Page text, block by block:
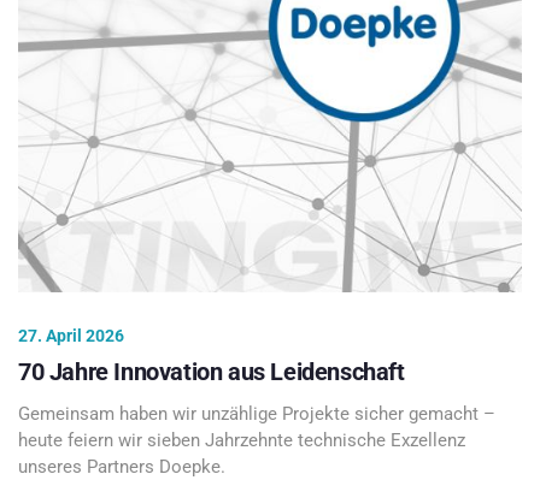
27. April 2026
70 Jahre Innovation aus Leidenschaft
Gemeinsam haben wir unzählige Projekte sicher gemacht –
heute feiern wir sieben Jahrzehnte technische Exzellenz
unseres Partners Doepke.